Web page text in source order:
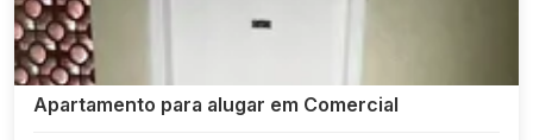
Apartamento para alugar em Comercial